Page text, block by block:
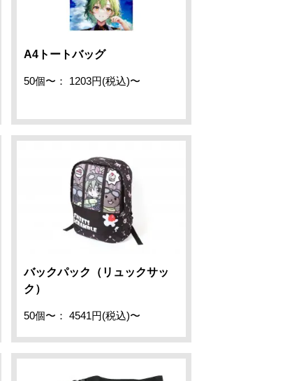
A4トートバッグ
50個〜： 1203円(税込)〜
バックパック（リュックサッ
ク）
50個〜： 4541円(税込)〜